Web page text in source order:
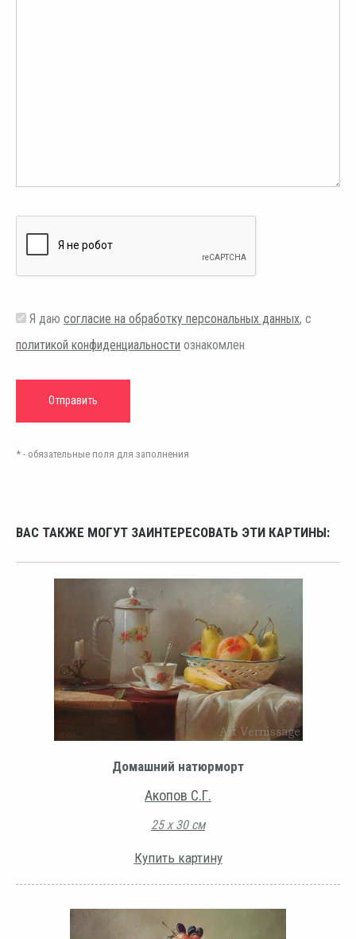
Я даю согласие на обработку персональных данных, с
политикой конфиденциальности ознакомлен
* - обязательные поля для заполнения
ВАС ТАКЖЕ МОГУТ ЗАИНТЕРЕСОВАТЬ ЭТИ КАРТИНЫ:
Домашний натюрморт
Акопов С.Г.
25 х 30 см
Купить картину